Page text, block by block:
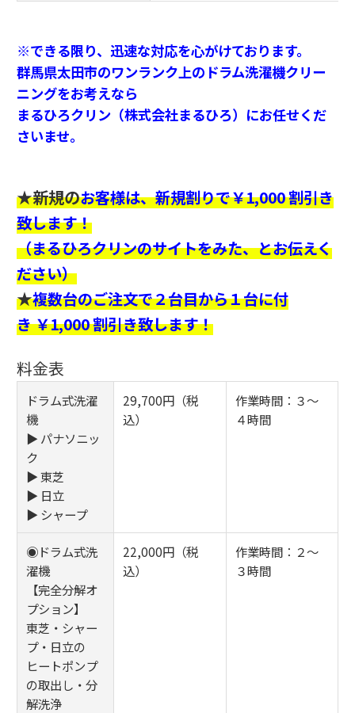
※できる限り、迅速な対応を心がけております。
群馬県太田市のワンランク上のドラム洗濯機クリー
ニングをお考えなら
まるひろクリン（株式会社まるひろ）にお任せくだ
さいませ。
★新規のお客様は、新規割りで￥1,000 割引き
致します！
（まるひろクリンのサイトをみた、とお伝えく
ださい）
★複数台のご注文で２台目から１台に付
き ￥1,000 割引き致します！
料金表
ドラム式洗濯
機
▶ パナソニッ
ク
▶ 東芝
▶ 日立
▶ シャープ
29,700円（税
込）
作業時間：３～
４時間
◉ドラム式洗
濯機
【完全分解オ
プション】
東芝・シャー
プ・日立の
ヒートポンプ
の取出し・分
解洗浄
22,000円（税
込）
作業時間：２～
３時間